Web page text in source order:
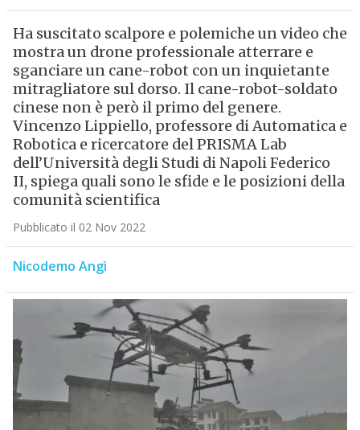
Ha suscitato scalpore e polemiche un video che
mostra un drone professionale atterrare e
sganciare un cane-robot con un inquietante
mitragliatore sul dorso. Il cane-robot-soldato
cinese non è però il primo del genere.
Vincenzo Lippiello, professore di Automatica e
Robotica e ricercatore del PRISMA Lab
dell’Università degli Studi di Napoli Federico
II, spiega quali sono le sfide e le posizioni della
comunità scientifica
Pubblicato il 02 Nov 2022
Nicodemo Angì